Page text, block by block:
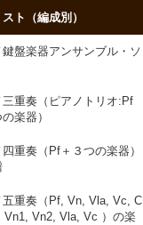
ト（編成別）
鍵盤楽器アンサンブル・ソ
三重奏（ピアノトリオ:Pf
楽器）
四重奏（Pf＋３つの楽器）
五重奏（Pf, Vn, Vla, Vc, C
Vn1, Vn2, Vla, Vc ）の楽